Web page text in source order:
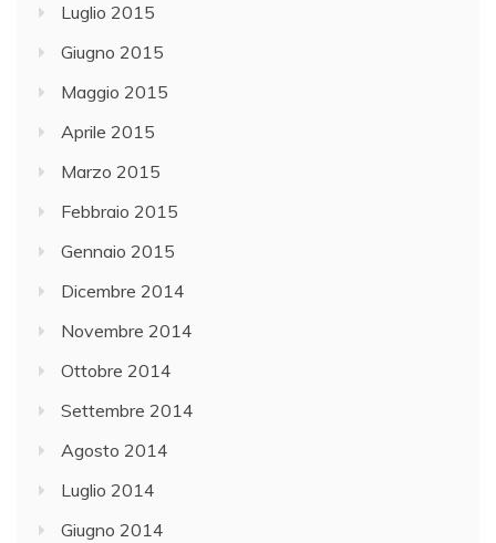
Luglio 2015
Giugno 2015
Maggio 2015
Aprile 2015
Marzo 2015
Febbraio 2015
Gennaio 2015
Dicembre 2014
Novembre 2014
Ottobre 2014
Settembre 2014
Agosto 2014
Luglio 2014
Giugno 2014